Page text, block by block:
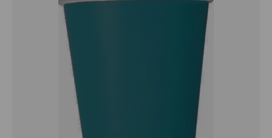
Passer aux informations produits